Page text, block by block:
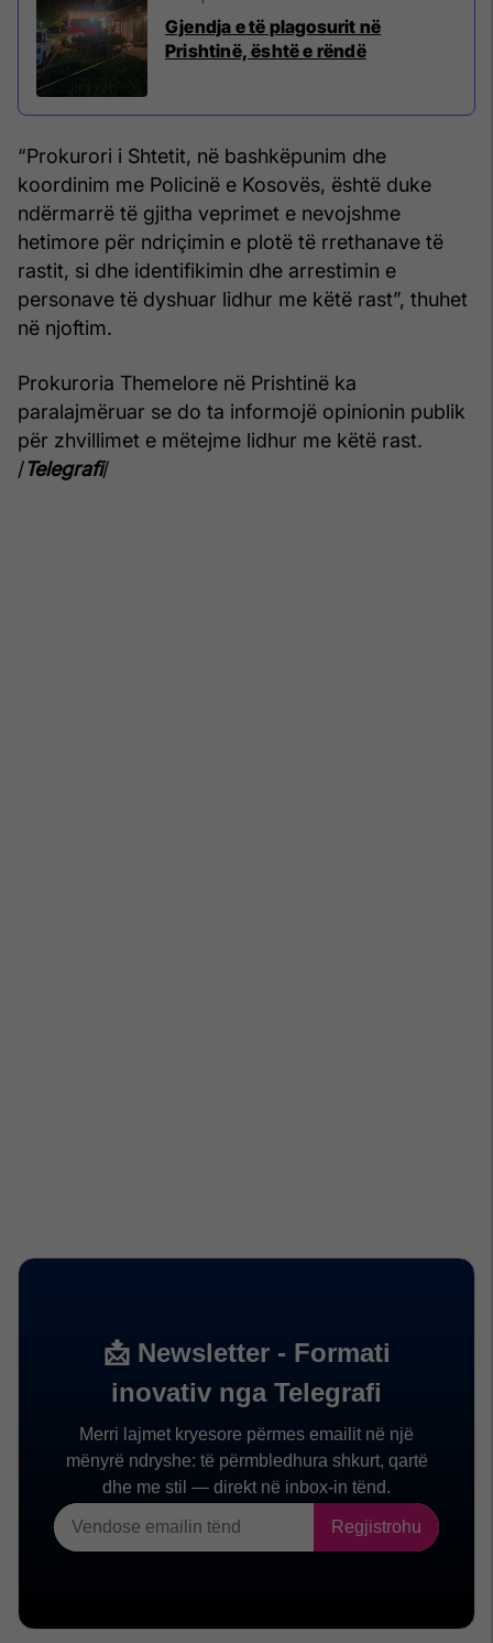
Gjendja e të plagosurit në
Prishtinë, është e rëndë
“Prokurori i Shtetit, në bashkëpunim dhe
koordinim me Policinë e Kosovës, është duke
ndërmarrë të gjitha veprimet e nevojshme
hetimore për ndriçimin e plotë të rrethanave të
rastit, si dhe identifikimin dhe arrestimin e
personave të dyshuar lidhur me këtë rast”, thuhet
në njoftim.
Prokuroria Themelore në Prishtinë ka
paralajmëruar se do ta informojë opinionin publik
për zhvillimet e mëtejme lidhur me këtë rast.
/Telegrafi/